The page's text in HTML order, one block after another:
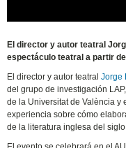
El director y autor teatral
espectáculo teatral a partir
El director y autor teatralJorge
del grupo de investigación
de la Universitat de València y
experiencia sobre cómo
de la literatura inglesa del siglo